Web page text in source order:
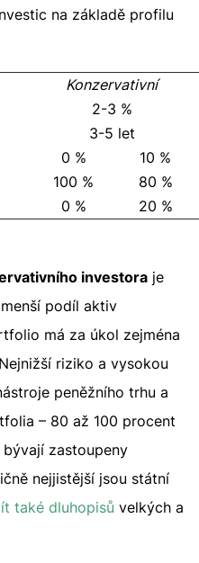
na základě profilu
Konzervativní
2-3 %
3-5 let
0 %
10 %
100 %
80 %
0 % 20 %
investora je
podíl aktiv
má za úkol zejména
riziko a vysokou
peněžního trhu a
– 80 až 100 procent
zastoupeny
nejjistější jsou státní
také dluhopisů velkých a